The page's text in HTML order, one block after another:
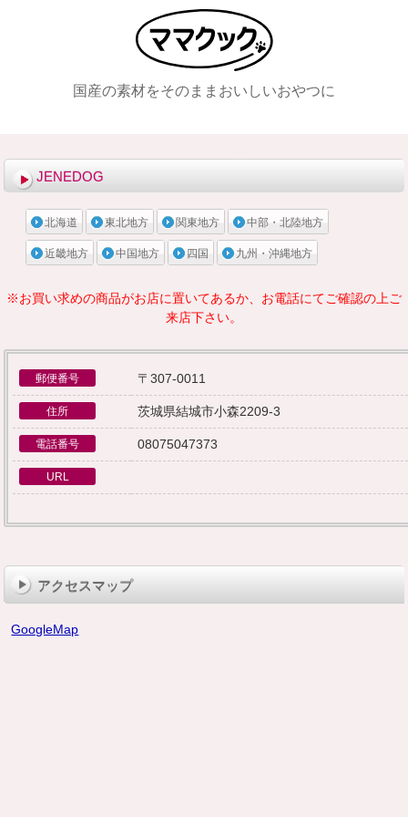
国産の素材をそのままおいしいおやつに
JENEDOG
北海道 東北地方 関東地方 中部・北陸地方
近畿地方 中国地方 四国 九州・沖縄地方
※お買い求めの商品がお店に置いてあるか、お電話にてご確認の上ご
来店下さい。
郵便番号 〒307-0011
住所 茨城県結城市小森2209-3
電話番号 08075047373
URL
アクセスマップ
GoogleMap